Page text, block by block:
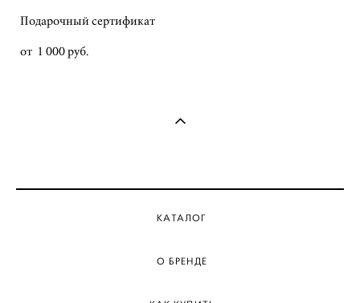
Подарочный сертификат
от 1 000 pуб.
КАТАЛОГ
О БРЕНДЕ